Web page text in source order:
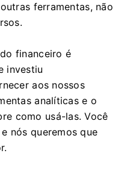
ferramentas, não
financeiro é
investiu
aos nossos
analíticas e o
como usá-las. Você
nós queremos que